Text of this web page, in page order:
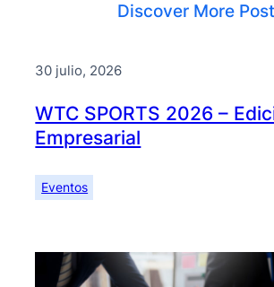
Discover More
30 julio, 2026
WTC SPORTS 2026 –
Empresarial
Eventos